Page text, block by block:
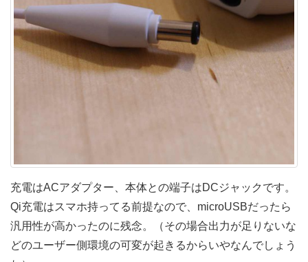
充電はACアダプター、本体との端子はDCジャックです。
Qi充電はスマホ持ってる前提なので、microUSBだったら
汎用性が高かったのに残念。（その場合出力が足りないな
どのユーザー側環境の可変が起きるからいやなんでしょう